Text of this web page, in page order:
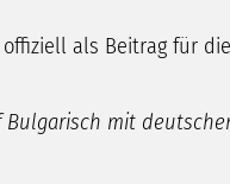
als Beitrag für
Bulgarisch mit